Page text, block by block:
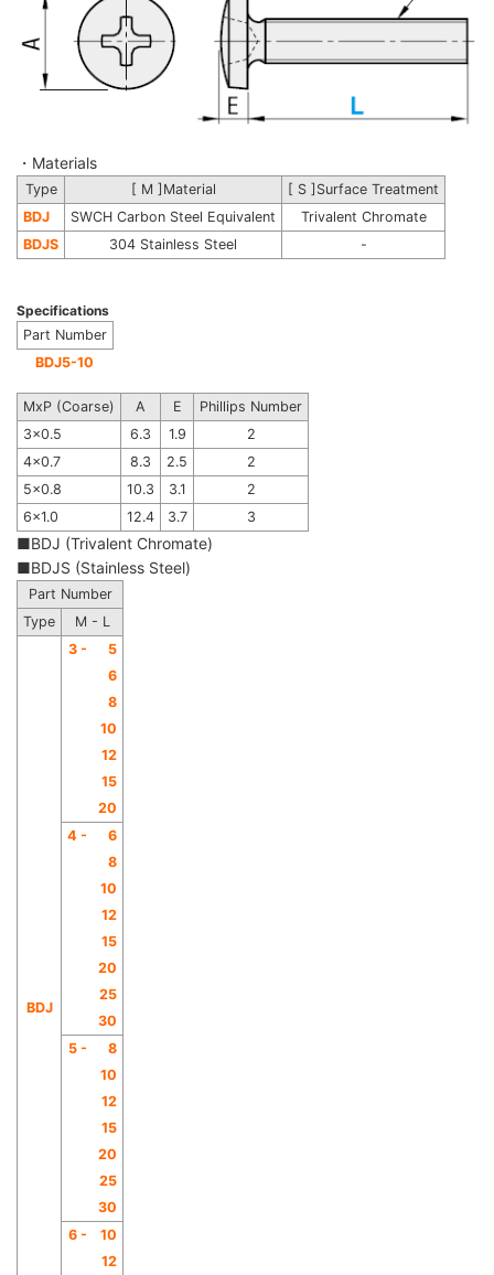
・Materials
Type [ M ]Material
[ S ]Surface Treatment
BDJ
SWCH Carbon Steel Equivalent
Trivalent Chromate
BDJS
304 Stainless Steel -
Specifications
Part Number
BDJ5-10
MxP (Coarse) A E
Phillips Number
3x0.5
6.3 1.9
2
4x0.7
8.3 2.5
2
5x0.8
10.3 3.1
2
6x1.0
12.4 3.7 3
■BDJ (Trivalent Chromate)
■BDJS (Stainless Steel)
Part Number
Type
M - L
BDJ
3 -
5
6
8
10
12
15
20
4 -
6
8
10
12
15
20
25
30
5 -
8
10
12
15
20
25
30
6 -
10
12